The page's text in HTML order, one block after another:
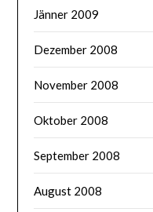
Jänner 2009
Dezember 2008
November 2008
Oktober 2008
September 2008
August 2008